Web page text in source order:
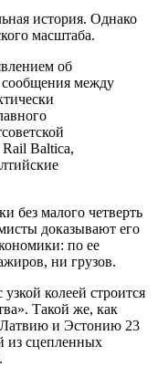
история. Однако
масштаба.
об
между
Baltica,
без малого четверть
доказывают его
по ее
ни грузов.
колеей строится
Такой же, как
Латвию и Эстонию 23
из сцепленных